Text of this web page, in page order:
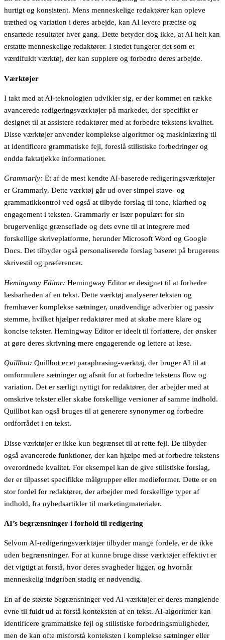
hurtigt og konsistent. Mens menneskelige redaktører kan opleve
træthed og variation i deres arbejde, kan AI levere præcise og
ensartede resultater hver gang. Dette betyder dog ikke, at AI helt kan
erstatte menneskelige redaktører. I stedet fungerer det som et
værdifuldt værktøj, der kan supplere og forbedre deres arbejde.
Værktøjer
I takt med at AI-teknologien udvikler sig, er der kommet en række
avancerede redigeringsværktøjer på markedet, der specifikt er
designet til at assistere redaktører med at forbedre tekstens kvalitet.
Disse værktøjer anvender komplekse algoritmer og maskinlæring til
at identificere grammatiske fejl, foreslå stilistiske forbedringer og
endda faktatjekke informationer.
Grammarly: Et af de mest kendte AI-baserede redigeringsværktøjer
er Grammarly. Dette værktøj går ud over simpel stave- og
grammatikkontrol ved også at tilbyde forslag til tone, klarhed og
engagement i teksten. Grammarly er især populært for sin
brugervenlige grænseflade og dets evne til at integrere med
forskellige skriveplatforme, herunder Microsoft Word og Google
Docs. Det tilbyder også personaliserede forslag baseret på brugerens
skrivestil og præferencer.
Hemingway Editor: Hemingway Editor er designet til at forbedre
læsbarheden af en tekst. Dette værktøj analyserer teksten og
fremhæver komplekse sætninger, unødvendige adverbier og passiv
stemme, hvilket hjælper redaktører med at skabe mere klare og
koncise tekster. Hemingway Editor er ideelt til forfattere, der ønsker
at gøre deres skrivning mere engagerende og lettere at læse.
Quillbot: Quillbot er et paraphrasing-værktøj, der bruger AI til at
omformulere sætninger og afsnit for at forbedre tekstens flow og
variation. Det er særligt nyttigt for redaktører, der arbejder med at
omskrive tekster eller skabe forskellige versioner af samme indhold.
Quillbot kan også bruges til at generere synonymer og forbedre
ordforrådet i en tekst.
Disse værktøjer er ikke kun begrænset til at rette fejl. De tilbyder
også avancerede funktioner, der kan hjælpe med at forbedre tekstens
overordnede kvalitet. For eksempel kan de give stilistiske forslag,
der er tilpasset specifikke målgrupper eller medieformer. Dette er en
stor fordel for redaktører, der arbejder med forskellige typer af
indhold, fra nyhedsartikler til marketingmaterialer.
AI’s begrænsninger i forhold til redigering
Selvom AI-redigeringsværktøjer tilbyder mange fordele, er de ikke
uden begrænsninger. For at kunne bruge disse værktøjer effektivt er
det vigtigt at forstå, hvor deres svagheder ligger, og hvornår
menneskelig indgriben stadig er nødvendig.
En af de største begrænsninger ved AI-værktøjer er deres manglende
evne til fuldt ud at forstå konteksten af en tekst. AI-algoritmer kan
identificere grammatiske fejl og stilistiske forbedringsmuligheder,
men de kan ofte misforstå konteksten i komplekse sætninger eller